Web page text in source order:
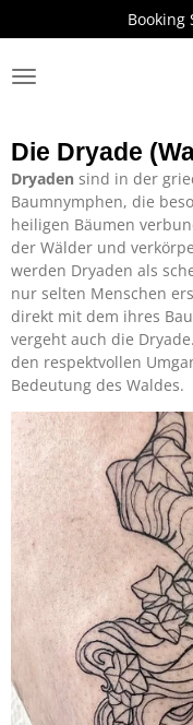
Hauptinhalt
springen
Booking
Die Dryade
Dryaden sind in der
Baumnymphen, die
heiligen Bäumen
der Wälder und
werden Dryaden als
nur selten Menschen
direkt mit dem ihres
vergeht auch die
den respektvollen
Bedeutung des Waldes.